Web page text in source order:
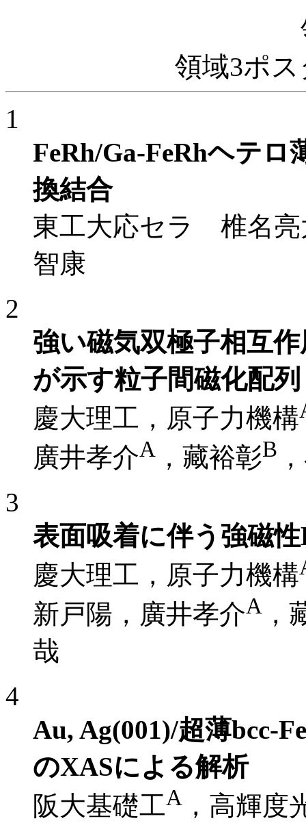
領域3ポ
1
FeRh/Ga-FeRhヘテロ
換結合
東工大応セラ 椎名亮
智康
2
強い磁気双極子相互
が示す粒子間磁化配列
慶大理工，原子力機構
廣井孝介A ，藏裕彰B
3
表面吸着に伴う強磁
慶大理工，原子力機構
新戸陽，廣井孝介A ，
哉
4
Au, Ag(001)/超薄bcc-
のXASによる解析
阪大基礎工A ，高輝度